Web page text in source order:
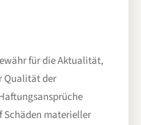
für die Aktualität,
Qualität der
Schäden materieller